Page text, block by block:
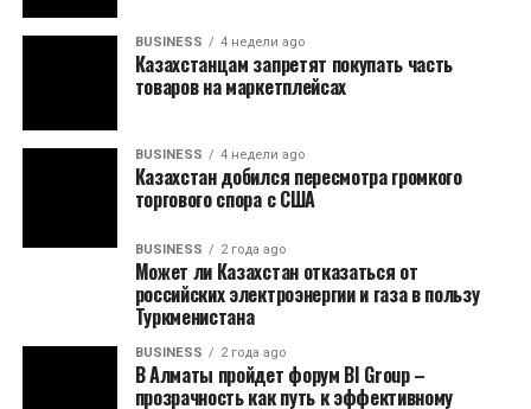
BUSINESS 4 недели ago
Казахстанцам запретят покупать часть
товаров на маркетплейсах
BUSINESS 4 недели ago
Казахстан добился пересмотра громкого
торгового спора с США
BUSINESS 2 года ago
Может ли Казахстан отказаться от
российских электроэнергии и газа в пользу
Туркменистана
BUSINESS 2 года ago
В Алматы пройдет форум BI Group –
прозрачность как путь к эффективному